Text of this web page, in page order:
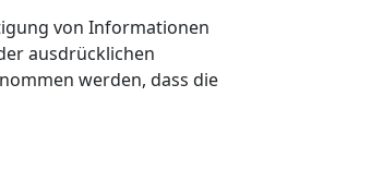
von Informationen
ausdrücklichen
werden, dass die